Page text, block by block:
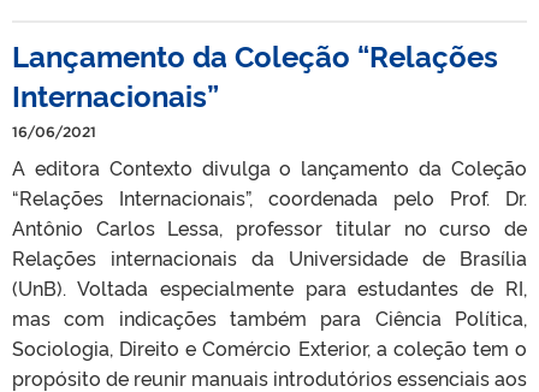
Lançamento da Coleção “Relações
Internacionais”
16/06/2021
A editora Contexto divulga o lançamento da Coleção
“Relações Internacionais”, coordenada pelo Prof. Dr.
Antônio Carlos Lessa, professor titular no curso de
Relações internacionais da Universidade de Brasília
(UnB). Voltada especialmente para estudantes de RI,
mas com indicações também para Ciência Política,
Sociologia, Direito e Comércio Exterior, a coleção tem o
propósito de reunir manuais introdutórios essenciais aos